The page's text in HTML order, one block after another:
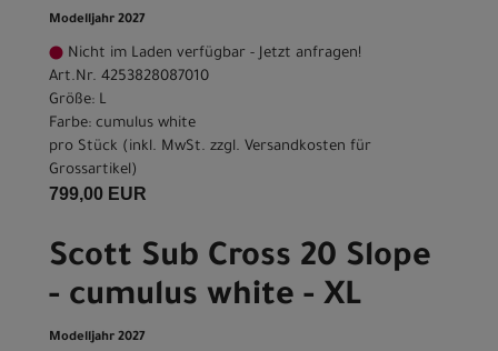
Modelljahr 2027
Nicht im Laden verfügbar - Jetzt anfragen!
Art.Nr. 4253828087010
Größe: L
Farbe: cumulus white
pro Stück (inkl. MwSt. zzgl. Versandkosten für
Grossartikel)
799,00 EUR
Scott Sub Cross 20 Slope
- cumulus white - XL
Modelljahr 2027